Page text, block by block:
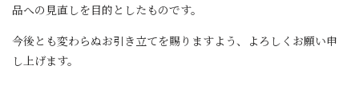
品への見直しを目的としたものです。
今後とも変わらぬお引き立てを賜りますよう、よろしくお願い申
し上げます。